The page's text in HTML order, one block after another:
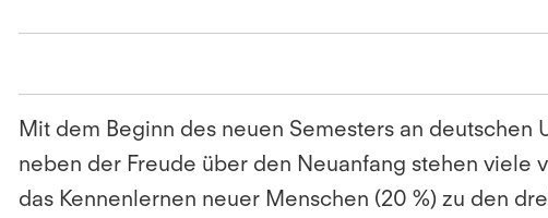
Mit dem Beginn des neuen Semesters an
neben der Freude über den Neuanfang stehen viele
das Kennenlernen neuer Menschen (20 %) zu den